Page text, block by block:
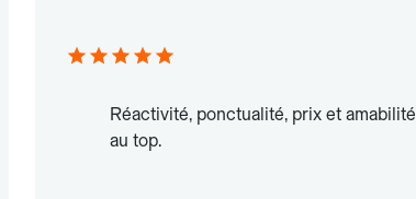
Réactivité, ponctualité, prix et amabilité
au top.